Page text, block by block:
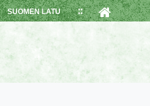
Skip
to
SUOMEN LATU